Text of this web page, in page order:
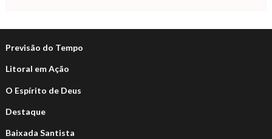
Previsão do Tempo
Litoral em Ação
O Espírito de Deus
Destaque
Baixada Santista